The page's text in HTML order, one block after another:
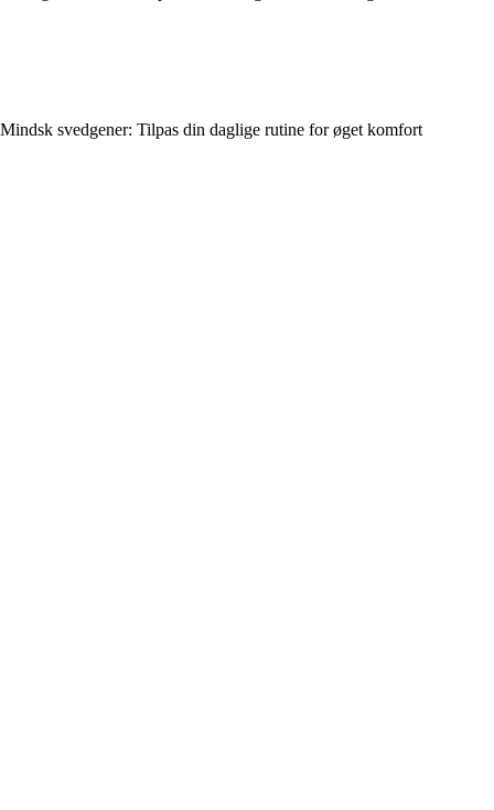
Mindsk svedgener: Tilpas din daglige rutine for øget komfort